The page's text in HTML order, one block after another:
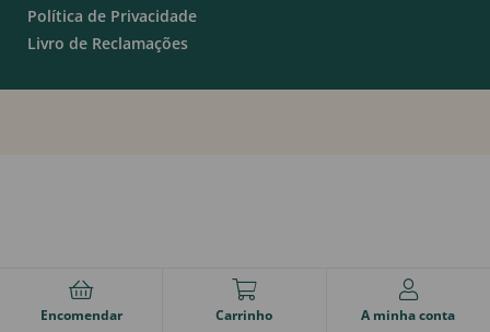
Política de Privacidade
Livro de Reclamações
Encomendar Carrinho A minha conta